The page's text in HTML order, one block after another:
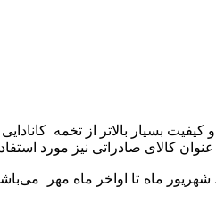
بسیار بالاتر از تخمه
کالای صادراتی نیز مورد
ماه تا اواخر ماه مهر